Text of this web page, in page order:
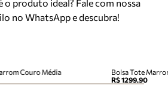
o produto ideal? Fale com nossa
no WhatsApp e descubra!
Couro Média
Bolsa Tote
R$ 1299,90